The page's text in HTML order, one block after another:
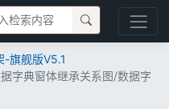
-旗舰版V5.1
字典窗体继承关系图/数据字